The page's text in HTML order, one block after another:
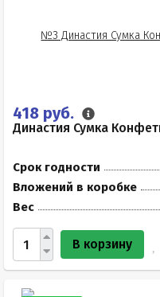
418 руб.
Династия Сумка
Срок годности
Вложений в коробке
Вес
В корзину